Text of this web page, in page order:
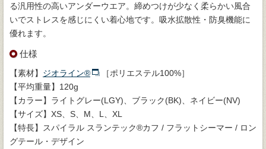
る汎用性の高いアンダーウエア。締めつけが少なく柔らかい風合
いでストレスを感じにくい着心地です。吸水拡散性・防臭機能に
優れます。
仕様
【素材】 ジオライン®
［ポリエステル100%］
【平均重量】120g
【カラー】ライトグレー(LGY)、ブラック(BK)、ネイビー(NV)
【サイズ】XS、S、M、L、XL
【特長】スパイラル スランテック®カフ / フラットシーマー / ロン
グテール・デザイン